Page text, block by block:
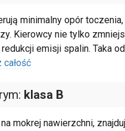
minimalny opór
Kierowcy nie tylko
emisji spalin. Taka
klasa B
mokrej nawierzchni,